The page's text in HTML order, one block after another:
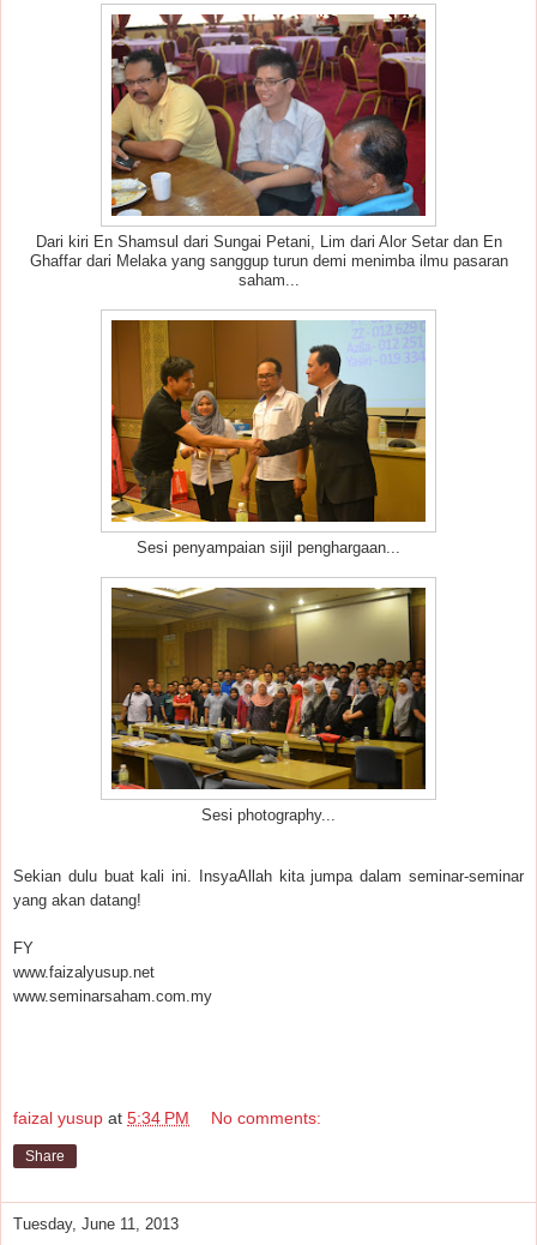
Dari kiri En Shamsul dari Sungai Petani, Lim dari Alor Setar dan En
Ghaffar dari Melaka yang sanggup turun demi menimba ilmu pasaran
saham...
Sesi penyampaian sijil penghargaan...
Sesi photography...
Sekian dulu buat kali ini. InsyaAllah kita jumpa dalam seminar-seminar
yang akan datang!
FY
www.faizalyusup.net
www.seminarsaham.com.my
faizal yusup at 5:34 PM No comments:
Share
Tuesday, June 11, 2013